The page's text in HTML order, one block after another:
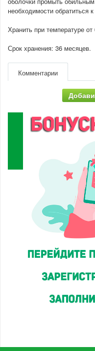
необходимости обратиться
Хранить при температуре
Срок хранения: 36 месяцев.
Комментарии